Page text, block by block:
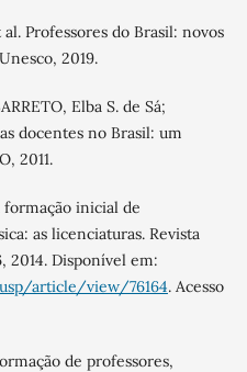
Professores do Brasil: novos
2019.
Elba S. de Sá;
docentes no Brasil: um
2011.
inicial de
as licenciaturas. Revista
2014. Disponível em:
article/view/76164. Acesso
de professores,